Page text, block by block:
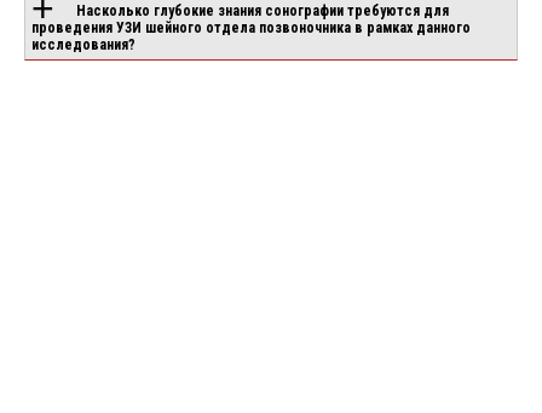
Насколько глубокие знания сонографии требуются для
проведения УЗИ шейного отдела позвоночника в рамках данного
исследования?